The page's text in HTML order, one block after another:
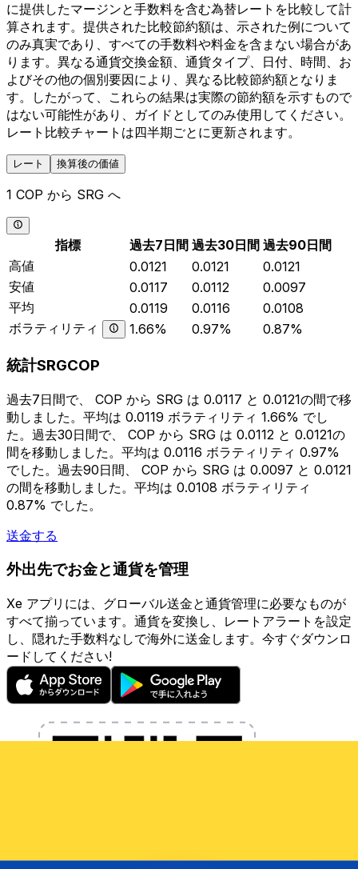
に提供したマージンと手数料を含む為替レートを比較して計
算されます。提供された比較節約額は、示された例について
のみ真実であり、すべての手数料や料金を含まない場合があ
ります。異なる通貨交換金額、通貨タイプ、日付、時間、お
よびその他の個別要因により、異なる比較節約額となりま
す。したがって、これらの結果は実際の節約額を示すもので
はない可能性があり、ガイドとしてのみ使用してください。
レート比較チャートは四半期ごとに更新されます。
レート 換算後の価値
1 COP から SRG へ
指標 過去7日間 過去30日間 過去90日間
高値
0.0121 0.0121
0.0121
安値
0.0117 0.0112
0.0097
平均
0.0119 0.0116
0.0108
ボラティリティ
1.66% 0.97% 0.87%
統計SRGCOP
過去7日間で、 COP から SRG は 0.0117 と 0.0121の間で移
動しました。平均は 0.0119 ボラティリティ 1.66% でし
た。過去30日間で、 COP から SRG は 0.0112 と 0.0121の
間を移動しました。平均は 0.0116 ボラティリティ 0.97%
でした。過去90日間、 COP から SRG は 0.0097 と 0.0121
の間を移動しました。平均は 0.0108 ボラティリティ
0.87% でした。
送金する
外出先でお金と通貨を管理
Xe アプリには、グローバル送金と通貨管理に必要なものが
すべて揃っています。通貨を変換し、レートアラートを設定
し、隠れた手数料なしで海外に送金します。今すぐダウンロ
ードしてください!